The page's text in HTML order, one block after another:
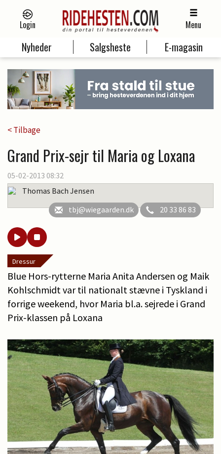
Login Menu
Nyheder Salgsheste E-magasin
< Tilbage
Grand Prix-sejr til Maria og Loxana
05-02-2013 08:32
Thomas Bach Jensen
tbj@wiegaarden.dk
20 33 86 83
Dressur
Blue Hors-rytterne Maria Anita Andersen og Maik
Kohlschmidt var til nationalt stævne i Tyskland i
forrige weekend, hvor Maria bl.a. sejrede i Grand
Prix-klassen på Loxana